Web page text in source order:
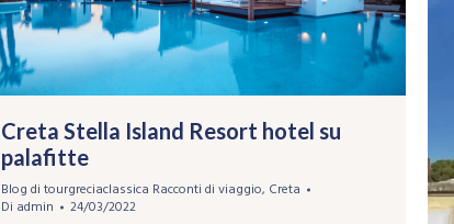
Creta Stella Island Resort hotel su
palafitte
Blog di tourgreciaclassica Racconti di viaggio, Creta
Di admin 24/03/2022